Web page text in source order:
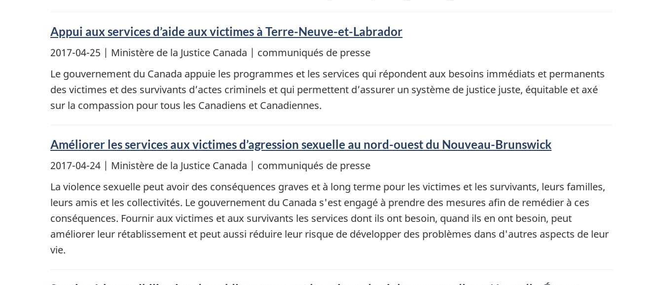
Appui aux services d’aide aux victimes à Terre-Neuve-et-Labrador
2017-04-25 | Ministère de la Justice Canada | communiqués de presse
Le gouvernement du Canada appuie les programmes et les services qui répondent aux besoins immédiats et permanents
des victimes et des survivants d’actes criminels et qui permettent d’assurer un système de justice juste, équitable et axé
sur la compassion pour tous les Canadiens et Canadiennes.
Améliorer les services aux victimes d’agression sexuelle au nord-ouest du Nouveau-Brunswick
2017-04-24 | Ministère de la Justice Canada | communiqués de presse
La violence sexuelle peut avoir des conséquences graves et à long terme pour les victimes et les survivants, leurs familles,
leurs amis et les collectivités. Le gouvernement du Canada s'est engagé à prendre des mesures afin de remédier à ces
conséquences. Fournir aux victimes et aux survivants les services dont ils ont besoin, quand ils en ont besoin, peut
améliorer leur rétablissement et peut aussi réduire leur risque de développer des problèmes dans d'autres aspects de leur
vie.